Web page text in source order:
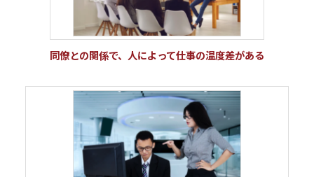
同僚との関係で、人によって仕事の温度差がある